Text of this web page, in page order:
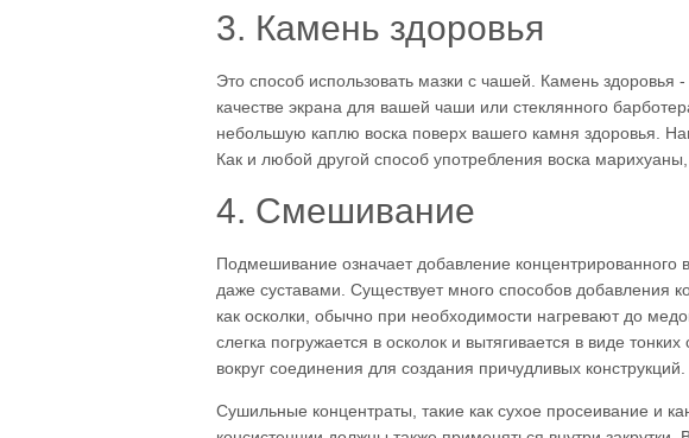
3. Камень здоровья
Это способ использовать мазки с чашей. Камень здоровья
качестве экрана для вашей чаши или стеклянного
небольшую каплю воска поверх вашего камня здоровья.
Как и любой другой способ употребления воска
4. Смешивание
Подмешивание означает добавление
даже суставами. Существует много способов добавления
как осколки, обычно при необходимости нагревают до
слегка погружается в осколок и вытягивается в виде
вокруг соединения для создания причудливых
Сушильные концентраты, такие как сухое просеивание и